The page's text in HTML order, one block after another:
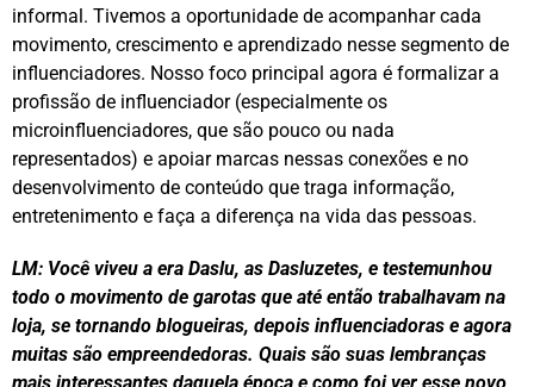
informal. Tivemos a oportunidade de acompanhar cada
movimento, crescimento e aprendizado nesse segmento de
influenciadores. Nosso foco principal agora é formalizar a
profissão de influenciador (especialmente os
microinfluenciadores, que são pouco ou nada
representados) e apoiar marcas nessas conexões e no
desenvolvimento de conteúdo que traga informação,
entretenimento e faça a diferença na vida das pessoas.
LM: Você viveu a era Daslu, as Dasluzetes, e testemunhou
todo o movimento de garotas que até então trabalhavam na
loja, se tornando blogueiras, depois influenciadoras e agora
muitas são empreendedoras. Quais são suas lembranças